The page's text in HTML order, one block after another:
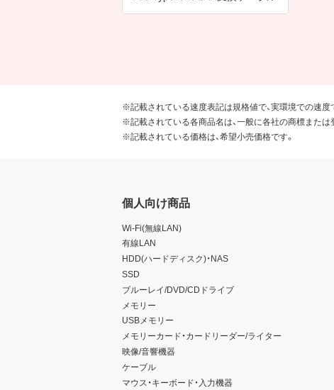
※記載されている速度表記は規格値で、実環境での速度
※記載されている各商品名は、一般に各社の商標または
※記載されている価格は、希望小売価格です。
個人向け商品
Wi-Fi(無線LAN)
有線LAN
HDD(ハードディスク)・NAS
SSD
ブルーレイ/DVD/CDドライブ
メモリー
USBメモリー
メモリーカード・カードリーダー/ライター
映像/音響機器
ケーブル
マウス・キーボード・入力機器